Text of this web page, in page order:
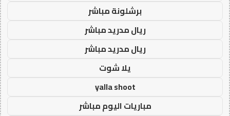
برشلونة مباشر
ريال مدريد مباشر
ريال مدريد مباشر
يلا شوت
yalla shoot
مباريات اليوم مباشر